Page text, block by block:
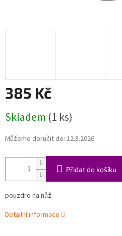
385 Kč
cena:
Skladem (1 ks)
Můžeme doručit do: 12.8.2026
Přidat do košíku
pouzdro na nůž
Detailní informace